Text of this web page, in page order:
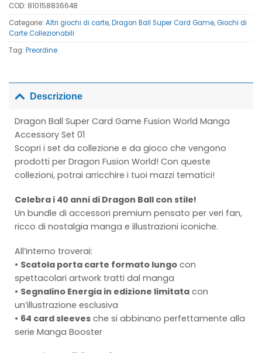
COD: 810158836648
Categorie: Altri giochi di carte,Dragon Ball Super Card Game, Giochi di
Carte Collezionabili
Tag: Preordine
Descrizione
Dragon Ball Super Card Game Fusion World Manga
Accessory Set 01
Scopri i set da collezione e da gioco che vengono
prodotti per Dragon Fusion World! Con queste
collezioni, potrai arricchire i tuoi mazzi tematici!
Celebra i 40 anni di Dragon Ball con stile!
Un bundle di accessori premium pensato per veri fan,
ricco di nostalgia manga e illustrazioni iconiche.
All’interno troverai:
• Scatola porta carte formato lungo con
spettacolari artwork tratti dal manga
• Segnalino Energia in edizione limitata con
un’illustrazione esclusiva
• 64 card sleeves che si abbinano perfettamente alla
serie Manga Booster